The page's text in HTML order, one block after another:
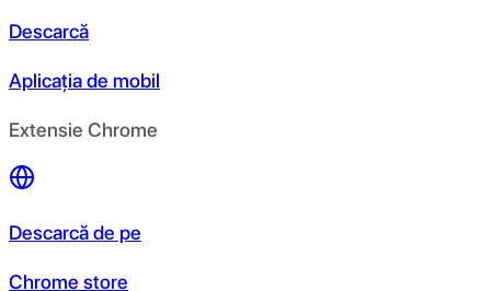
Descarcă
Aplicația de mobil
Extensie Chrome
Descarcă de pe
Chrome store